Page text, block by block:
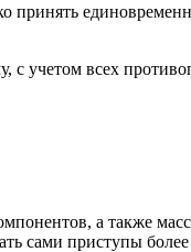
с учетом всех
а также
сами приступы